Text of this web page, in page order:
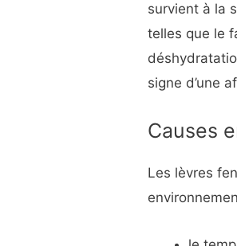
survient à la
telles que le
signe d’une
Causes
Les lèvres